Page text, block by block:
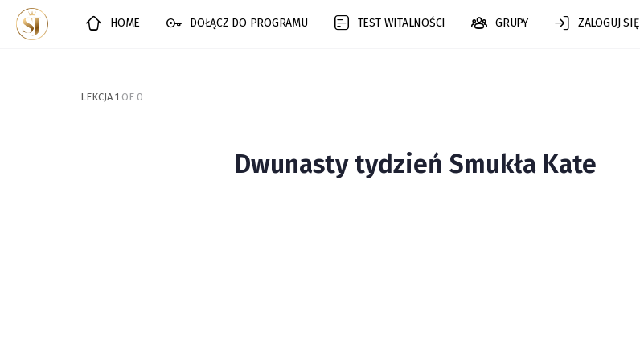
HOME DOŁĄCZ DO PROGRAMU TEST WITALNOŚCI GRUPY ZALOGUJ SIĘ
LEKCJA 1 OF 0
Dwunasty tydzień Smukła Kate